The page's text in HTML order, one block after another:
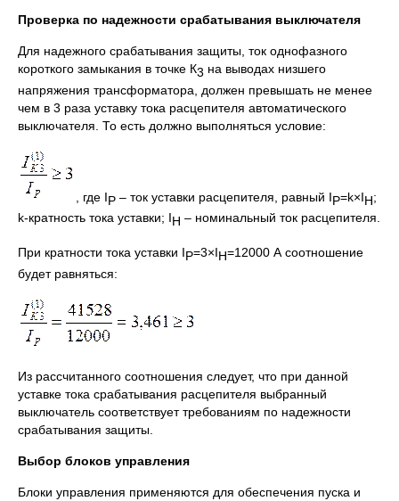
Проверка по надежности срабатывания выключателя
Для надежного срабатывания защиты, ток однофазного
короткого замыкания в точке К3 на выводах низшего
напряжения трансформатора, должен превышать не менее
чем в 3 раза уставку тока расцепителя автоматического
выключателя. То есть должно выполняться условие:
, где IР – ток уставки расцепителя, равный IР=k×IН;
k-кратность тока уставки; IН – номинальный ток расцепителя.
При кратности тока уставки IР=3×IН=12000 А соотношение
будет равняться:
Из рассчитанного соотношения следует, что при данной
уставке тока срабатывания расцепителя выбранный
выключатель соответствует требованиям по надежности
срабатывания защиты.
Выбор блоков управления
Блоки управления применяются для обеспечения пуска и